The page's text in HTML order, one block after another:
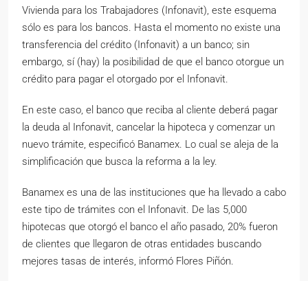
Vivienda para los Trabajadores (Infonavit), este esquema
sólo es para los bancos. Hasta el momento no existe una
transferencia del crédito (Infonavit) a un banco; sin
embargo, sí (hay) la posibilidad de que el banco otorgue un
crédito para pagar el otorgado por el Infonavit.
En este caso, el banco que reciba al cliente deberá pagar
la deuda al Infonavit, cancelar la hipoteca y comenzar un
nuevo trámite, especificó Banamex. Lo cual se aleja de la
simplificación que busca la reforma a la ley.
Banamex es una de las instituciones que ha llevado a cabo
este tipo de trámites con el Infonavit. De las 5,000
hipotecas que otorgó el banco el año pasado, 20% fueron
de clientes que llegaron de otras entidades buscando
mejores tasas de interés, informó Flores Piñón.